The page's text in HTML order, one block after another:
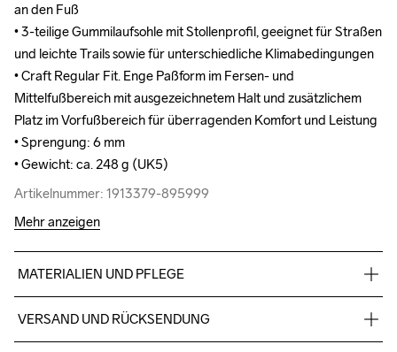
an den Fuß
• 3-teilige Gummilaufsohle mit Stollenprofil, geeignet für Straßen
und leichte Trails sowie für unterschiedliche Klimabedingungen
• Craft Regular Fit. Enge Paßform im Fersen- und
Mittelfußbereich mit ausgezeichnetem Halt und zusätzlichem
Platz im Vorfußbereich für überragenden Komfort und Leistung
• Sprengung: 6 mm
• Gewicht: ca. 248 g (UK5)
Artikelnummer: 1913379-895999
an den Fuß
• 3-teilige Gummilaufsohle mit Stollenprofil, geeignet für Straßen
und leichte Trails sowie für unterschiedliche Klimabedingungen
• Craft Regular Fit. Enge Paßform im Fersen- und
Mittelfußbereich mit ausgezeichnetem Halt und zusätzlichem
Platz im Vorfußbereich für überragenden Komfort und Leistung
• Sprengung: 6 mm
• Gewicht: ca. 248 g (UK5)
Artikelnummer: 1913379-895999
Mehr anzeigen
MATERIALIEN UND PFLEGE
Obermaterial: 46% Polyester, 46% Polyester (recycelt), TPU
8% Zwischensohle: 100% Superkritischer EVA-Schaum,
VERSAND UND RÜCKSENDUNG